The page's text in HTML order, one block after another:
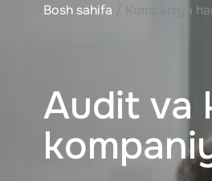
Bosh sahifa Kompaniya
Audit va